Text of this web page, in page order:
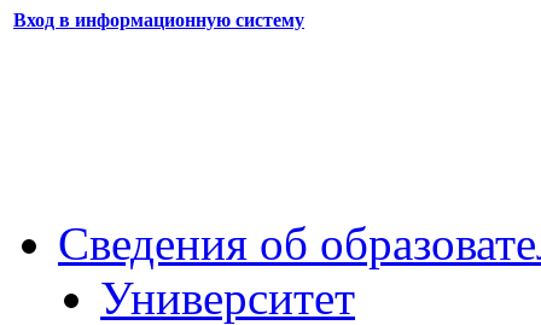
Вход в информационную систему
Сведения об
Университет